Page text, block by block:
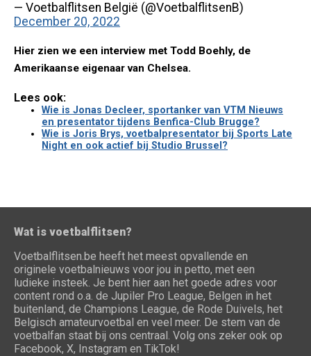
— Voetbalflitsen België (@VoetbalflitsenB)
December 20, 2022
Hier zien we een interview met Todd Boehly, de
Amerikaanse eigenaar van Chelsea.
Lees ook:
Wie is Jonas Decleer, sportanker van VTM Nieuws
en presentator tijdens Benfica-Club Brugge?
Wie is Joris Brys, voetbalpresentator bij Sports Late
Night en ook actief bij Studio Brussel?
Wat is voetbalflitsen?
Voetbalflitsen.be heeft het meest opvallende en
originele voetbalnieuws voor jou in petto, met een
ludieke insteek. Je bent hier aan het goede adres voor
content rond o.a. de Jupiler Pro League, Belgen in het
buitenland, de Champions League, de Rode Duivels, het
Belgisch amateurvoetbal en veel meer. De stem van de
voetbalfan staat bij ons centraal. Volg ons zeker ook op
Facebook, X, Instagram en TikTok!